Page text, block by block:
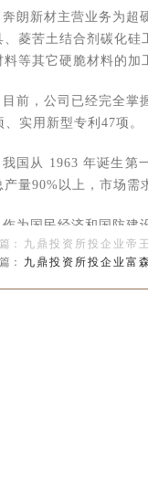
奔朗新材主营业务为超
、菱苦土结合剂碳化硅
料等其它硬脆材料的加
目前，公司已经完全掌
、实用新型专利47项。
我国从 1963 年诞生第
产量90%以上，市场需
作为国民经济和国防建
利用，其应用领域不也
九鼎投资于2012年入股
： 九鼎投资所投企业帝
： 九鼎投资所投企业富